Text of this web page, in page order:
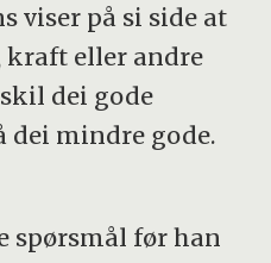
viser på si side at
kraft eller andre
dei gode
mindre gode.
spørsmål før han